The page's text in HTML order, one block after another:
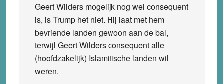
Geert Wilders mogelijk nog wel consequent
is, is Trump het niet. Hij laat met hem
bevriende landen gewoon aan de bal,
terwijl Geert Wilders consequent alle
(hoofdzakelijk) Islamitische landen wil
weren.